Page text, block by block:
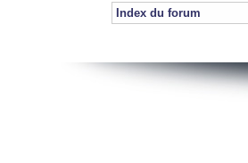
Index du forum